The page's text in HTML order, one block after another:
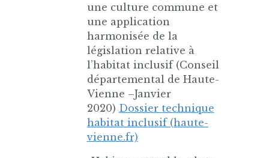
une culture commune et
une application
harmonisée de la
législation relative à
l’habitat inclusif (Conseil
départemental de Haute-
Vienne –Janvier
2020) Dossier technique
habitat inclusif (haute-
vienne.fr)